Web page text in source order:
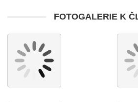
FOTOGALERIE K